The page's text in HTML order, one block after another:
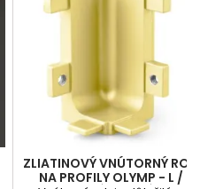
ZLIATINOVÝ VNÚTORNÝ ROH
NA PROFILY OLYMP - L /